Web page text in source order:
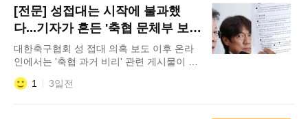
38.2도까지 치솟았던 전국 최고기온은 오호
츠크해 기단이 밀고 들어오는 8일을 기점으
로 27~36도, 9일 26~35도, 10일 27~34도
수준으로 점차 낮아진다
[전문] 성접대는 시작에 불과했
다...기자가 흔든 '축협 문체부 보고
서' 실체
대한축구협회 성 접대 의혹 보도 이후 온라
인에서는 '축협 과거 비리' 관련 게시물이 확
산하고 있다. 앞서 JTBC는 6일 대한축구협
회가 2011년 국가대표 축구 경기를 앞두고
1 3일전